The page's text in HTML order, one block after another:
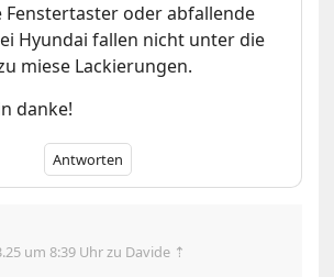
Fenstertaster oder abfallende
Hyundai fallen nicht unter die
miese Lackierungen.
danke!
Antworten
um 8:39 Uhrzu Davide ⇡